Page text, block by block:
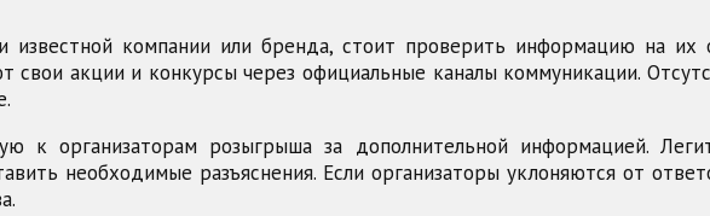
компании или бренда, стоит проверить информацию на их
свои акции и конкурсы через официальные каналы коммуникации.
к организаторам розыгрыша за дополнительной информацией.
необходимые разъяснения. Если организаторы уклоняются от